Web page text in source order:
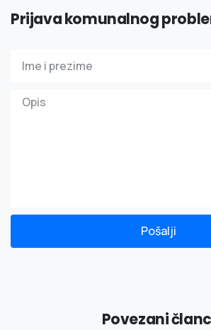
Prijava komunalnog
Pošalji
Povezani